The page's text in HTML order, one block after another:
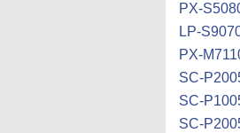
PX-
LP-
PX-
SC-
SC-
SC-